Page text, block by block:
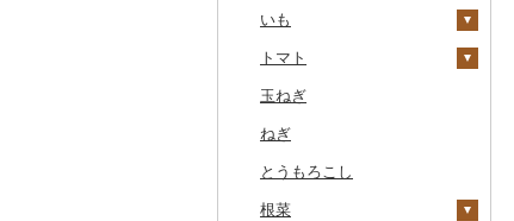
焼肉
牛タン
和牛
黒毛和牛
白老牛
仙台牛
ローストビーフ
ビーフジャーキー
その他牛肉（加工品）
すき焼き
しゃぶしゃぶ
焼肉
アグー豚
その他豚肉（精肉）
ハンバーグ
もつ鍋
ハム
ソーセージ・ウインナ
鶏肉
鶏肉（精肉）
ハム・ソーセージ
唐揚げ
中津からあげ
水炊き
鹿肉
馬肉
羊肉・ラム肉（ジンギス
毛ガニ
かにしゃぶ
その他カニ
ボタンエビ
伊勢海老
その他エビ
うに
明太子・たらこ
明太子
たらこ
その他魚卵
数の子
からすみ
キャビア
貝
帆立（ホタテ）
鮑（アワビ）
うなぎ
鮮魚
無洗米
玄米
金芽米
ゆめぴりか
つや姫
コシヒカリ
餅
その他穀物加工品
パン
巨峰
ナガノパープル
ピオーネ
デラウェア
シャインマスカット
その他ぶどう・マスカ
いちご
りんご
もも
メロン
さくらんぼ
梨
いも
じゃがいも
さつまいも
その他いも
トマト
フルーツトマト
ミニトマト
その他トマト
玉ねぎ
ねぎ
とうもろこし
根菜